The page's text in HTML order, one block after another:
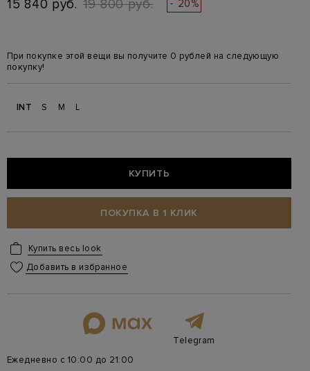
15 840 руб. 19 800 руб. - 20%
При покупке этой вещи вы получите 0 рублей на следующую
покупку!
INT S M L
КУПИТЬ
ПОКУПКА В 1 КЛИК
Купить весь look
Добавить в избранное
Telegram
Ежедневно с 10:00 до 21:00